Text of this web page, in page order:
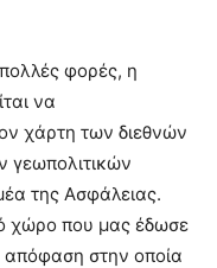
φορές, η
να
χάρτη των διεθνών
γεωπολιτικών
της Ασφάλειας.
χώρο που μας έδωσε
απόφαση στην οποία